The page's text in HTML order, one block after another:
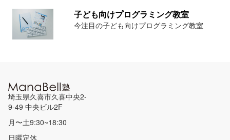
子ども向けプログラミング教室
今注目の子ども向けプログラミング教室
埼玉県久喜市久喜中央2-
9-49 中央ビル2F
月〜土9:30~18:30
日曜定休